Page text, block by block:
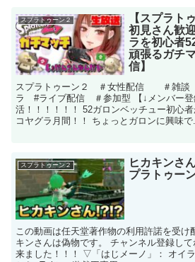
スプラトゥーン２
【スプラト
初見さん歓
ラを初心者
頑張るガチ
信】
スプラトゥーン２ ＃女性配信 ＃雑
ラ #ライブ配信 ＃参加型 【↓メンバー登
活！！！！！！ 52ガロンベッチュー初心
コヤグラ月間！！ ちょっとガロンに興味で
スプラトゥーン２
ヒカキンさ
プラトゥーン
この動画は任天堂著作物の利用許諾を受
キンさんは偽物です。 チャンネル登録し
来ました！！！ ▽「はじメーノ」： オイ